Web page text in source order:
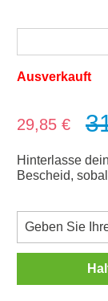
Ausverkauft
Verkaufspreis:
29,85 €
Hinterlasse
Bescheid,